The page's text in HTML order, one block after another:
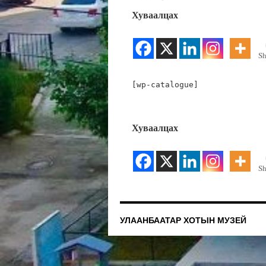
Хуваалцах
[wp-catalogue]
Хуваалцах
УЛААНБААТАР ХОТЫН МУЗЕЙ